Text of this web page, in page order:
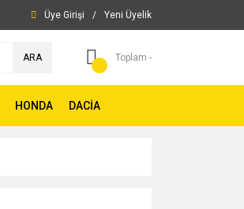
Üye Girişi / Yeni Üyelik
ARA Toplam -
HONDA DACİA